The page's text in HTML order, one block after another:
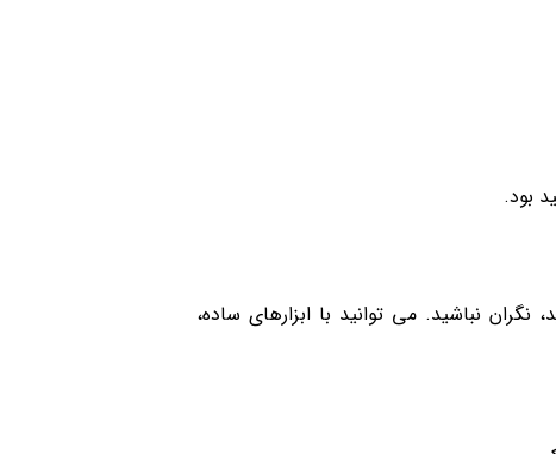
بود.
نباشید. می‌ توانید با ابزارهای ساده،